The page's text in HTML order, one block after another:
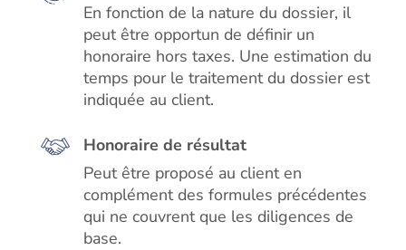
En fonction de la nature du dossier, il
peut être opportun de définir un
honoraire hors taxes. Une estimation du
temps pour le traitement du dossier est
indiquée au client.
Honoraire de résultat
Peut être proposé au client en
complément des formules précédentes
qui ne couvrent que les diligences de
base.